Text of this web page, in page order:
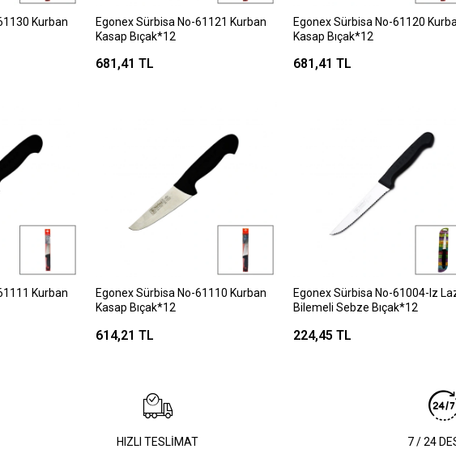
Kurban
Egonex Sürbisa No-61121 Kurban
Kasap Bıçak*12
681,41 TL
Egonex Sürbisa No-61120
Kasap Bıçak*12
681,41 TL
Kurban
Egonex Sürbisa No-61110 Kurban
Kasap Bıçak*12
614,21 TL
Egonex Sürbisa No-61004-lz
Bilemeli Sebze Bıçak*12
224,45 TL
HIZLI TESLİMAT 7 / 24